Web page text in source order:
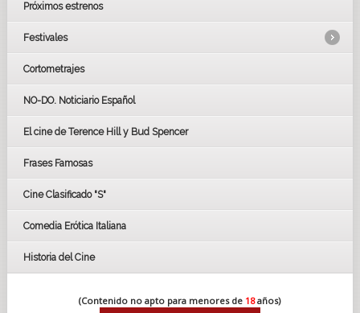
Próximos estrenos
Festivales
LOS OSCARS
GOYAS
BAFTA
Cortometrajes
NO-DO. Noticiario Español
El cine de Terence Hill y Bud Spencer
Frases Famosas
Cine Clasificado "S"
Comedia Erótica Italiana
Historia del Cine
(Contenido no apto para menores de 18años)